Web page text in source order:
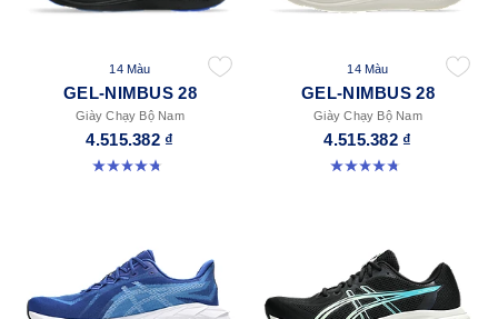
14 Màu
GEL-NIMBUS 28
Giày Chạy Bộ Nam
4.515.382 ₫
4.7 trong số 5 sao. 278 đánh giá
14 Màu
GEL-NIMBUS 28
Giày Chạy Bộ Nam
4.515.382 ₫
4.7 trong số 5 sao. 278 đánh giá